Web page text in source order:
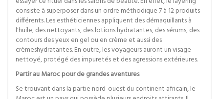
consiste à superposer dans un ordre méthodique 7 à 12 produits
différents. Les esthéticiennes appliquent des démaquillants à
l'huile, des nettoyants, des lotions hydratantes, des sérums, des
contours des yeux en gel ou en crème et aussi des
crèmeshydratantes. En outre, les voyageurs auront un visage
nettoyé, protégé des impuretés et des agressions extérieures.
Partir au Maroc pour de grandes aventures
Se trouvant dans la partie nord-ouest du continent africain, le